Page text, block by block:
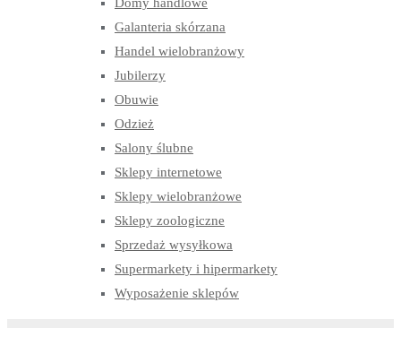
Galanteria skórzana
Handel wielobranżowy
Jubilerzy
Obuwie
Odzież
Salony ślubne
Sklepy internetowe
Sklepy wielobranżowe
Sklepy zoologiczne
Sprzedaż wysyłkowa
Supermarkety i hipermarkety
Wyposażenie sklepów